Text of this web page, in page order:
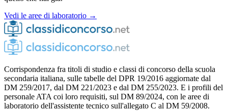
Vedi le aree di laboratorio →
Corrispondenza fra titoli di studio e classi di concorso della scuola
secondaria italiana, sulle tabelle del DPR 19/2016 aggiornate dal
DM 259/2017, dal DM 221/2023 e dal DM 255/2023. E i profili del
personale ATA coi loro requisiti, sul DM 89/2024, con le aree di
laboratorio dell'assistente tecnico sull'allegato C al DM 59/2008.